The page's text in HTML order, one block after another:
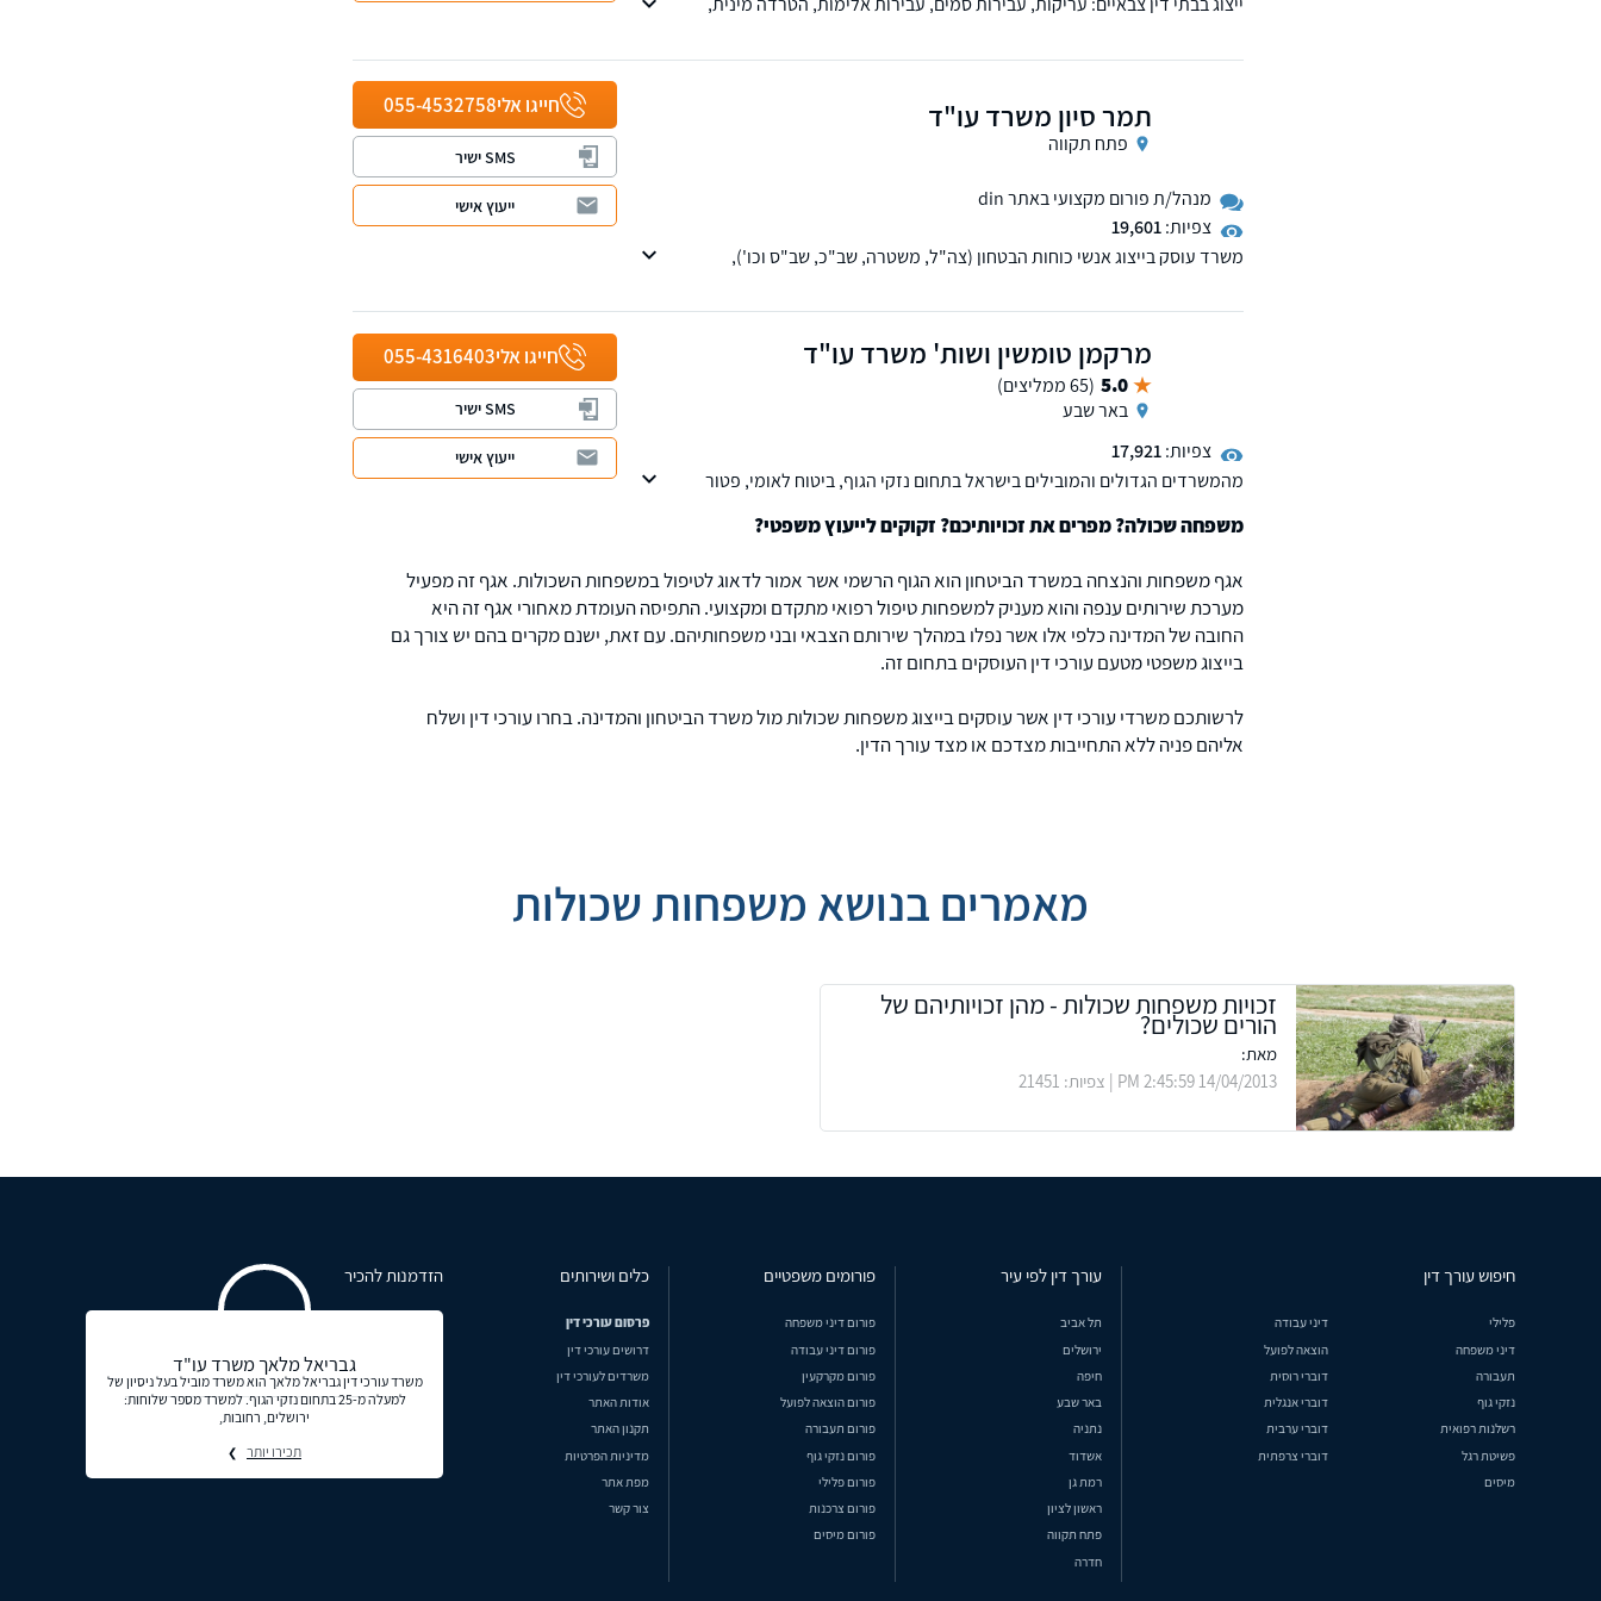
תמר סיון משרד עו"ד
פתח תקווה
מנהל/ת פורום מקצועי באתר din
צפיות:19,601
משרד עוסק בייצוג אנשי כוחות הבטחון (צה"ל, משטרה, שב"כ, שב"ס וכו'),
חייגו אלי055-4532758
SMS ישיר
ייעוץ אישי
מרקמן טומשין ושות' משרד עו"ד
5.0 (65 ממליצים)
באר שבע
צפיות:17,921
מהמשרדים הגדולים והמובילים בישראל בתחום נזקי הגוף, ביטוח לאומי, פטור
למשרד סניפים בפריסה ארצית, ובהם סניפים בבאר שבע, אשדוד, רחובות, אילת,
מאפשרים פתיחת תיקים בטלפון.
חייגו אלי055-4316403
SMS ישיר
ייעוץ אישי
משפחה שכולה? מפרים את זכויותיכם? זקוקים לייעוץ משפטי?
אגף משפחות והנצחה במשרד הביטחון הוא הגוף הרשמי אשר אמור לדאוג לטיפול במשפחות השכולות. אגף זה מפעיל
מערכת שירותים ענפה והוא מעניק למשפחות טיפול רפואי מתקדם ומקצועי. התפיסה העומדת מאחורי אגף זה היא
החובה של המדינה כלפי אלו אשר נפלו במהלך שירותם הצבאי ובני משפחותיהם. עם זאת, ישנם מקרים בהם יש צורך גם
בייצוג משפטי מטעם עורכי דין העוסקים בתחום זה.
לרשותכם משרדי עורכי דין אשר עוסקים בייצוג משפחות שכולות מול משרד הביטחון והמדינה. בחרו עורכי דין ושלח
אליהם פניה ללא התחייבות מצדכם או מצד עורך הדין.
מאמרים בנושא משפחות שכולות
זכויות משפחות שכולות - מהן זכויותיהם של
הורים שכולים?
מאת:
14/04/2013 2:45:59 PM | צפיות: 21451
חיפוש עורך דין
פלילי
דיני עבודה
דיני משפחה
הוצאה לפועל
תעבורה
דוברי רוסית
נזקי גוף
דוברי אנגלית
רשלנות רפואית
דוברי ערבית
פשיטת רגל
דוברי צרפתית
מיסים
עורך דין לפי עיר
תל אביב
ירושלים
חיפה
באר שבע
נתניה
אשדוד
רמת גן
ראשון לציון
פתח תקווה
חדרה
פורומים משפטיים
פורום דיני משפחה
פורום דיני עבודה
פורום מקרקעין
פורום הוצאה לפועל
פורום תעבורה
פורום נזקי גוף
פורום פלילי
פורום צרכנות
פורום מיסים
כלים ושירותים
פרסום עורכי דין
דרושים עורכי דין
משרדים לעורכי דין
אודות האתר
תקנון האתר
מדיניות הפרטיות
מפת אתר
צור קשר
הזדמנות להכיר
גבריאל מלאך משרד עו"ד
משרד עורכי דין גבריאל מלאך הוא משרד מוביל בעל ניסיון של
למעלה מ-25 בתחום נזקי הגוף. למשרד מספר שלוחות:
ירושלים, רחובות,
תכירו יותר